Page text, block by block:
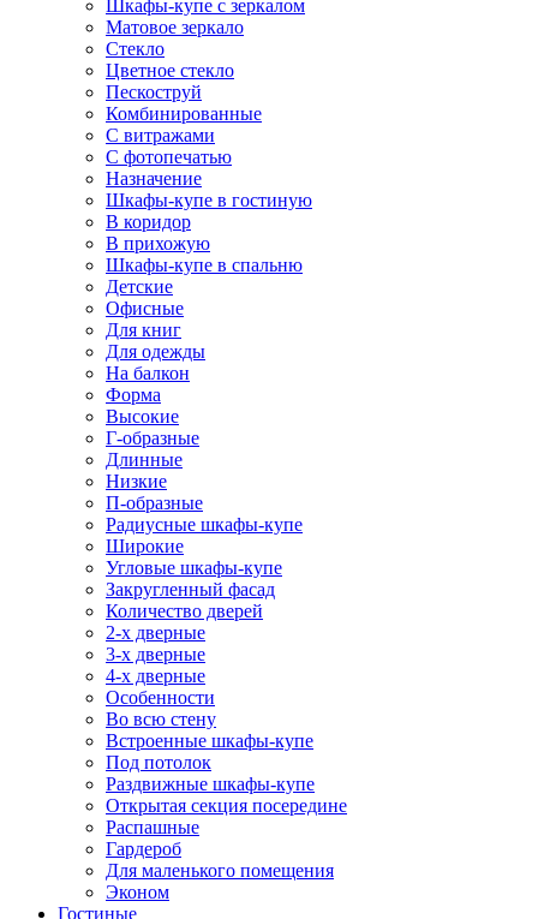
Шкафы-купе с зеркалом
Матовое зеркало
Стекло
Цветное стекло
Пескоструй
Комбинированные
С витражами
С фотопечатью
Назначение
Шкафы-купе в гостиную
В коридор
В прихожую
Шкафы-купе в спальню
Детские
Офисные
Для книг
Для одежды
На балкон
Форма
Высокие
Г-образные
Длинные
Низкие
П-образные
Радиусные шкафы-купе
Широкие
Угловые шкафы-купе
Закругленный фасад
Количество дверей
2-х дверные
3-х дверные
4-х дверные
Особенности
Во всю стену
Встроенные шкафы-купе
Под потолок
Раздвижные шкафы-купе
Открытая секция посередине
Распашные
Гардероб
Для маленького помещения
Эконом
Гостиные